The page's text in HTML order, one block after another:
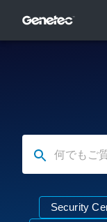
何でもご質問くだ
Security